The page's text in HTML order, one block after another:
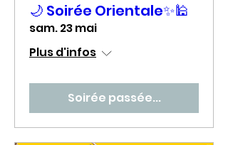
🌙 Soirée Orientale✨🕌
sam. 23 mai
Plus d'infos
Soirée passée...